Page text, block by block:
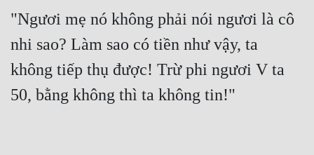
"Ngươi mẹ nó không phải nói ngươi là cô
nhi sao? Làm sao có tiền như vậy, ta
không tiếp thụ được! Trừ phi ngươi V ta
50, bằng không thì ta không tin!"